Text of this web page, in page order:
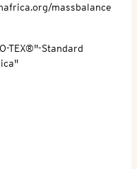
massbalance
TEX®"-Standard